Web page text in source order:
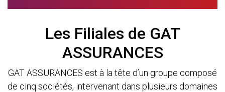
Les Filiales de GAT
ASSURANCES
GAT ASSURANCES est à la tête d’un groupe composé
de cinq sociétés, intervenant dans plusieurs domaines